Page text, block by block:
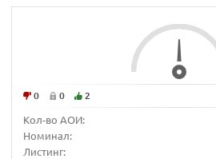
0 0 2
Кол-во АОИ:
Номинал:
Листинг: